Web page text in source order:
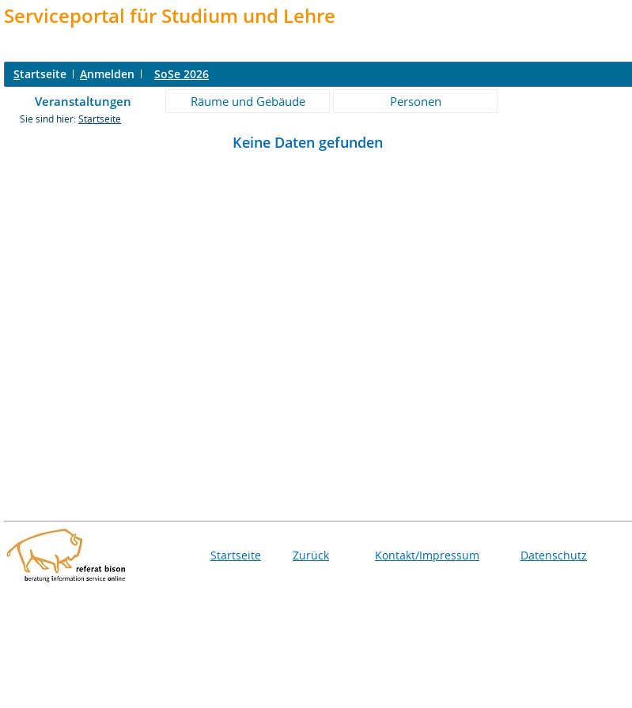
Serviceportal für Studium und Lehre
Startseite Anmelden SoSe 2026
Veranstaltungen Räume und Gebäude Personen
Sie sind hier: Startseite
Keine Daten gefunden
Startseite Zurück Kontakt/Impressum Datenschutz